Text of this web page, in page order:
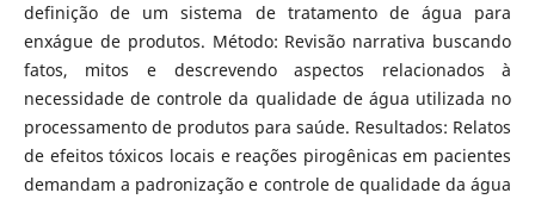
definição de um sistema de tratamento de água para
enxágue de produtos. Método: Revisão narrativa buscando
fatos, mitos e descrevendo aspectos relacionados à
necessidade de controle da qualidade de água utilizada no
processamento de produtos para saúde. Resultados: Relatos
de efeitos tóxicos locais e reações pirogênicas em pacientes
demandam a padronização e controle de qualidade da água